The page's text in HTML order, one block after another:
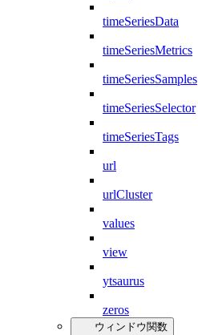
timeSeriesData
timeSeriesMetrics
timeSeriesSamples
timeSeriesSelector
timeSeriesTags
url
urlCluster
values
view
ytsaurus
zeros
ウィンドウ関数